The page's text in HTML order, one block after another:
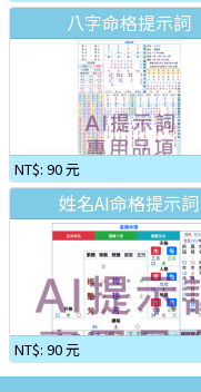
八字命格提示詞
NT$: 90 元
姓名AI命格提示詞
NT$: 90 元